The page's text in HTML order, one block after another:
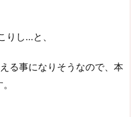
りし…と、
る事になりそうなので、本